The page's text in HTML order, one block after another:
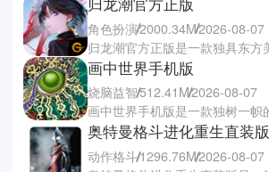
角色扮演2000.34M2026-08-07
画中世界手机版
烧脑益智512.41M2026-08-07
奥特曼格斗进化重生直装版
动作格斗1296.76M2026-08-07